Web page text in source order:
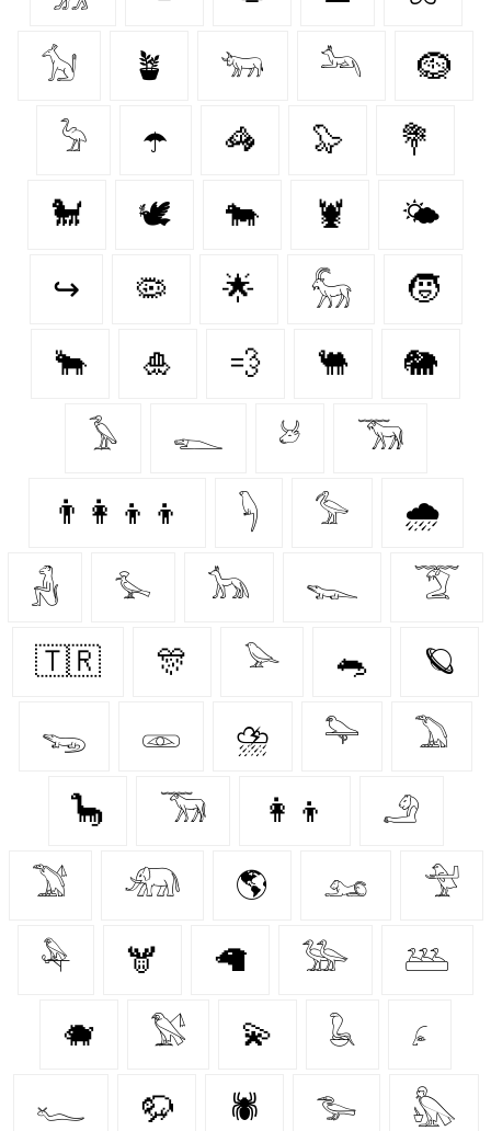
𓃩 🪴 𓃓 𓃢 🪹
𓅦 ☂️ 🦓 🦭 💐
🐩 🕊 🐄 🦞 🌤️
↪ 🦠 🌟 𓃵 🧒
🐂 🎍 💨 🐫 🐘
𓅥 𓆍 𓃾 𓃝
👨‍👩‍👦‍👦 𓆐 𓅞 🌧️
𓃻 𓅙 𓃥 𓆊 𓄆
🇹🇷 🎊 𓅪 🐀 🪐
𓆌 𓁽 ⛈️ 𓅍 𓅐
🦕 𓃞 👩‍👦 𓄂
𓅑 𓃰 🌎 𓃭 𓅴
𓅆 🫎 🦙 𓅺 𓅹
🐗 𓅄 💫 𓆘 𓂊
𓆑 🦬 🕷️ 𓅧 𓅽